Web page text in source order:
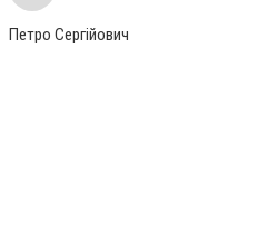
Петро Сергійович